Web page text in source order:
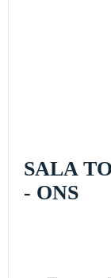
SALA
- ONS